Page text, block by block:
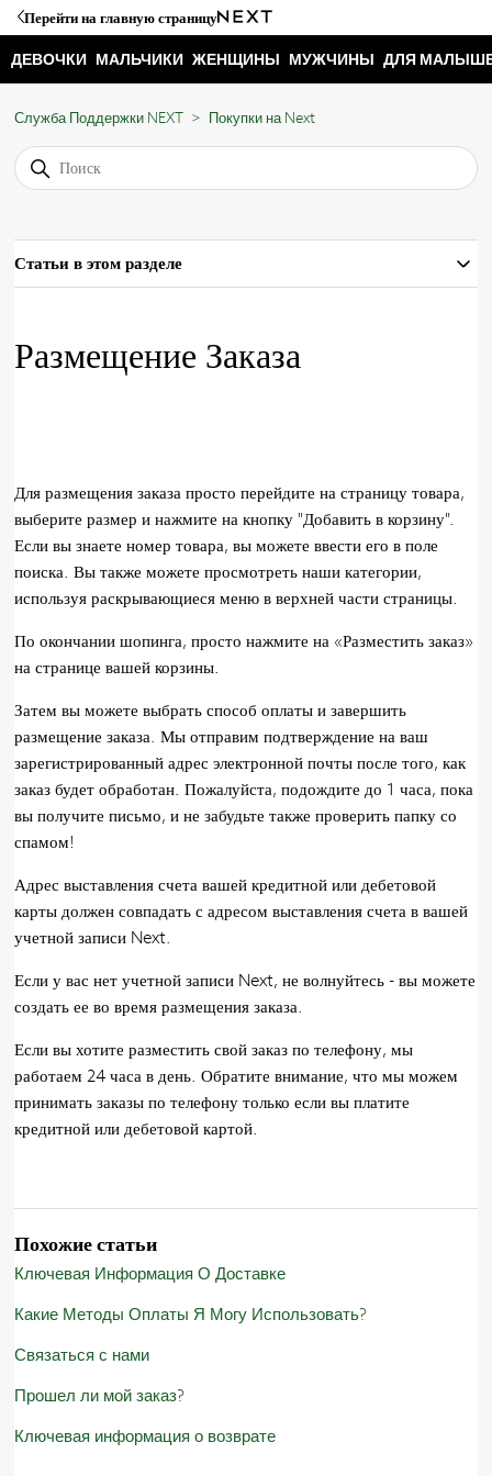
Перейти на главную страницу
ДЕВОЧКИ МАЛЬЧИКИ ЖЕНЩИНЫ МУЖЧИНЫ ДЛЯ
Служба Поддержки NEXT Покупки на Next
Статьи в этом разделе
Размещение Заказа
Для размещения заказа просто перейдите на страницу товара,
выберите размер и нажмите на кнопку "Добавить в корзину".
Если вы знаете номер товара, вы можете ввести его в поле
поиска. Вы также можете просмотреть наши категории,
используя раскрывающиеся меню в верхней части страницы.
По окончании шопинга, просто нажмите на «Разместить заказ»
на странице вашей корзины.
Затем вы можете выбрать способ оплаты и завершить
размещение заказа. Мы отправим подтверждение на ваш
зарегистрированный адрес электронной почты после того, как
заказ будет обработан. Пожалуйста, подождите до 1 часа, пока
вы получите письмо, и не забудьте также проверить папку со
спамом!
Адрес выставления счета вашей кредитной или дебетовой
карты должен совпадать с адресом выставления счета в вашей
учетной записи Next.
Если у вас нет учетной записи Next, не волнуйтесь - вы можете
создать ее во время размещения заказа.
Если вы хотите разместить свой заказ по телефону, мы
работаем 24 часа в день. Обратите внимание, что мы можем
принимать заказы по телефону только если вы платите
кредитной или дебетовой картой.
Похожие статьи
Ключевая Информация О Доставке
Какие Методы Оплаты Я Могу Использовать?
Связаться с нами
Прошел ли мой заказ?
Ключевая информация о возврате